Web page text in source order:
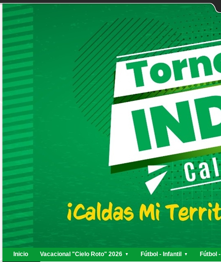
Inicio Vacacional "Cielo Roto" 2026 ▼ Fútbol - Infantil ▼ Fútbol